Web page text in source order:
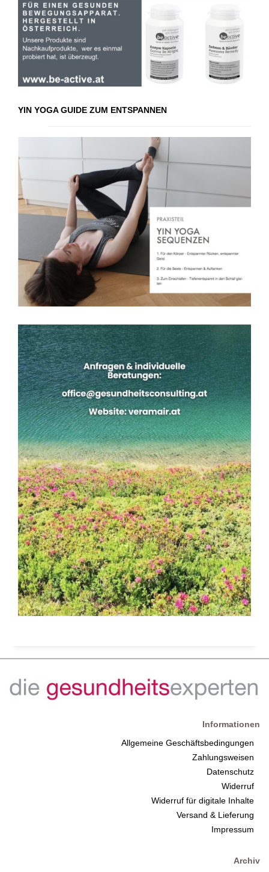
YIN YOGA GUIDE ZUM ENTSPANNEN
Informationen
Allgemeine Geschäftsbedingungen
Zahlungsweisen
Datenschutz
Widerruf
Widerruf für digitale Inhalte
Versand & Lieferung
Impressum
Archiv